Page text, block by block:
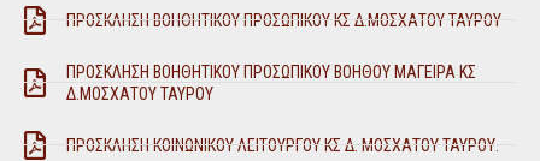
ΠΡΟΣΚΛΗΣΗ ΒΟΗΘΗΤΙΚΟΥ ΠΡΟΣΩΠΙΚΟΥ ΚΣ Δ.ΜΟΣΧΑΤΟΥ ΤΑΥΡΟΥ
ΠΡΟΣΚΛΗΣΗ ΒΟΗΘΗΤΙΚΟΥ ΠΡΟΣΩΠΙΚΟΥ ΒΟΗΘΟΥ ΜΑΓΕΙΡΑ ΚΣ
Δ.ΜΟΣΧΑΤΟΥ ΤΑΥΡΟΥ
ΠΡΟΣΚΛΗΣΗ ΚΟΙΝΩΝΙΚΟΥ ΛΕΙΤΟΥΡΓΟΥ ΚΣ Δ. ΜΟΣΧΑΤΟΥ ΤΑΥΡΟΥ.